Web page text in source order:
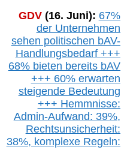
GDV (16. Juni): 67%
der Unternehmen
sehen politischen bAV-
Handlungsbedarf +++
68% bieten bereits bAV
+++ 60% erwarten
steigende Bedeutung
+++ Hemmnisse:
Admin-Aufwand: 39%,
Rechtsunsicherheit:
38%, komplexe Regeln: